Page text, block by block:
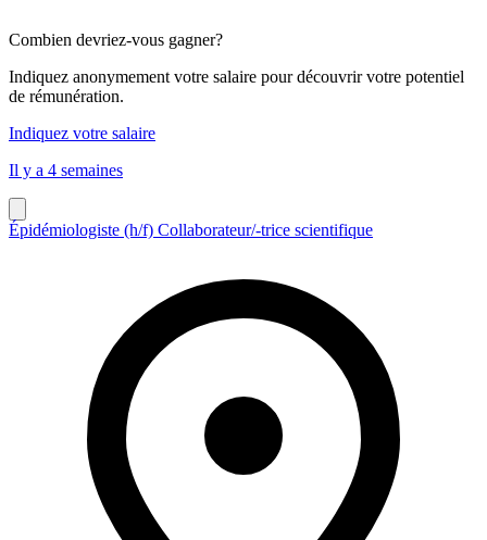
Combien devriez-vous gagner?
Indiquez anonymement votre salaire pour découvrir votre potentiel
de rémunération.
Indiquez votre salaire
Il y a 4 semaines
Épidémiologiste (h/f) Collaborateur/-trice scientifique